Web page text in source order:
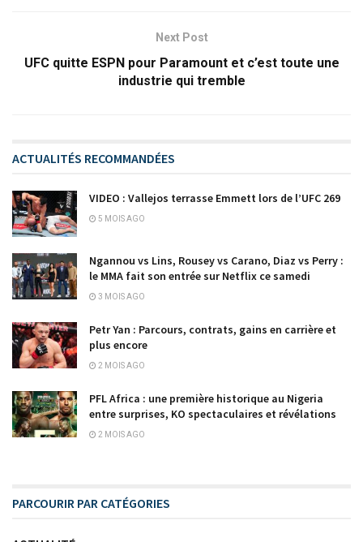
Next Post
UFC quitte ESPN pour Paramount et c’est toute une
industrie qui tremble
ACTUALITÉS RECOMMANDÉES
VIDEO : Vallejos terrasse Emmett lors de l’UFC 269
5 MOIS AGO
Ngannou vs Lins, Rousey vs Carano, Diaz vs Perry :
le MMA fait son entrée sur Netflix ce samedi
3 MOIS AGO
Petr Yan : Parcours, contrats, gains en carrière et
plus encore
2 MOIS AGO
PFL Africa : une première historique au Nigeria
entre surprises, KO spectaculaires et révélations
2 MOIS AGO
PARCOURIR PAR CATÉGORIES